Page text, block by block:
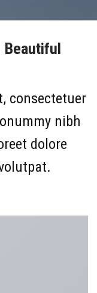
Beautiful
consectetuer
nibh
dolore